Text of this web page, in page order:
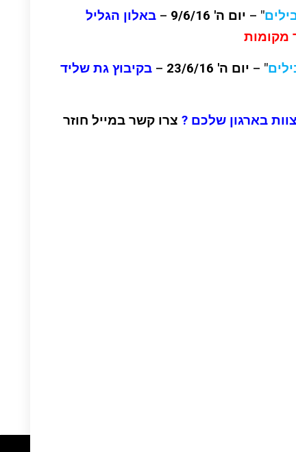
" – יום ה' 9/6/16 – באלון הגליל
מקומות
" – יום ה' 23/6/16 – בקיבוץ גת שליד
בארגון שלכם ? צרו קשר במייל חוזר